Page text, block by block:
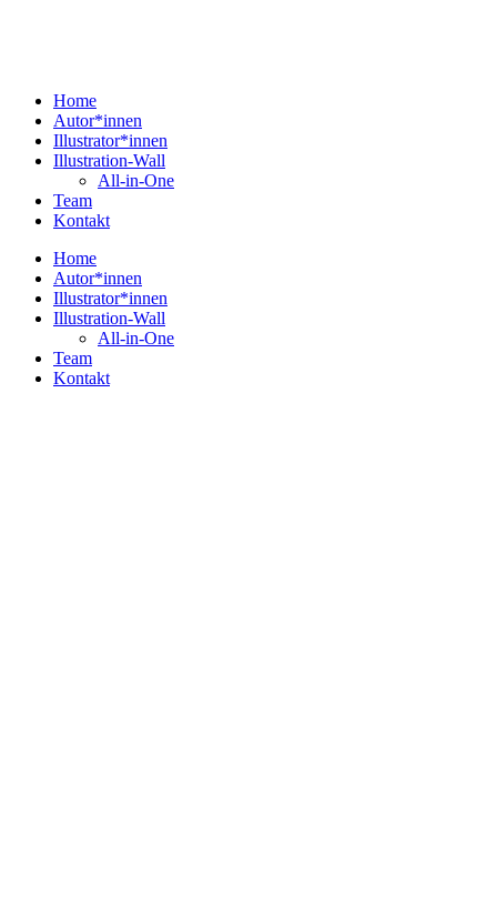
Home
Autor*innen
Illustrator*innen
Illustration-Wall
All-in-One
Team
Kontakt
Home
Autor*innen
Illustrator*innen
Illustration-Wall
All-in-One
Team
Kontakt